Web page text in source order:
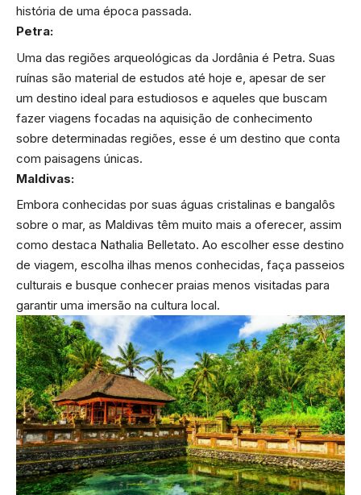
história de uma época passada.
Petra:
Uma das regiões arqueológicas da Jordânia é Petra. Suas
ruínas são material de estudos até hoje e, apesar de ser
um destino ideal para estudiosos e aqueles que buscam
fazer viagens focadas na aquisição de conhecimento
sobre determinadas regiões, esse é um destino que conta
com paisagens únicas.
Maldivas:
Embora conhecidas por suas águas cristalinas e bangalôs
sobre o mar, as Maldivas têm muito mais a oferecer, assim
como destaca Nathalia Belletato. Ao escolher esse destino
de viagem, escolha ilhas menos conhecidas, faça passeios
culturais e busque conhecer praias menos visitadas para
garantir uma imersão na cultura local.